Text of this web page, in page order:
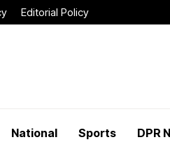
Editorial Policy
National Sports DPR